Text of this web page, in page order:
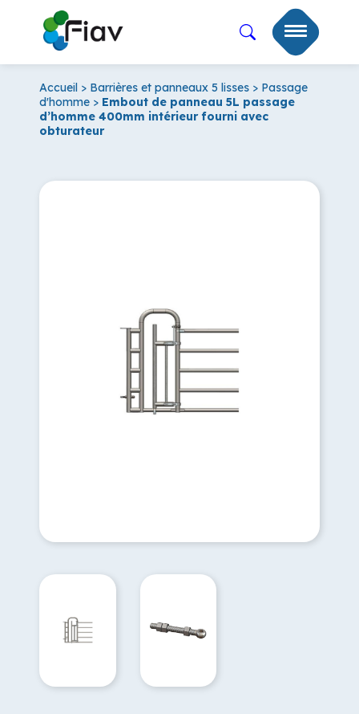
Accueil > Barrières et panneaux 5 lisses > Passage
d'homme > Embout de panneau 5L passage
d’homme 400mm intérieur fourni avec
obturateur